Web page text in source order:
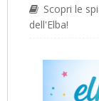
Scopri le
dell'Elba!